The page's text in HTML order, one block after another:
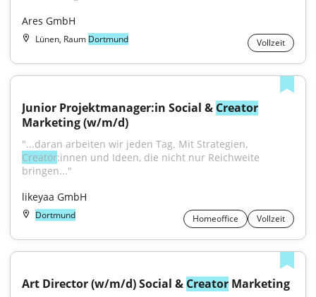
Ares GmbH
Lünen, Raum Dortmund Vollzeit
Junior Projektmanager:in Social & Creator
Marketing (w/m/d)
Creator:innen und Ideen, die nicht nur Reichweite
bringen..."
likeyaa GmbH
Dortmund Homeoffice Vollzeit
Art Director (w/m/d) Social & Creator Marketing